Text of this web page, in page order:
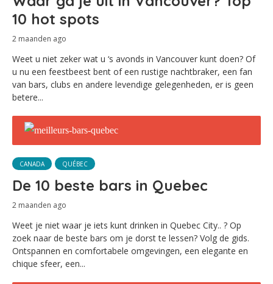
10 hot spots
2 maanden ago
Weet u niet zeker wat u ‘s avonds in Vancouver kunt doen? Of
u nu een feestbeest bent of een rustige nachtbraker, een fan
van bars, clubs en andere levendige gelegenheden, er is geen
betere...
CANADA QUÉBEC
De 10 beste bars in Quebec
2 maanden ago
Weet je niet waar je iets kunt drinken in Quebec City.. ? Op
zoek naar de beste bars om je dorst te lessen? Volg de gids.
Ontspannen en comfortabele omgevingen, een elegante en
chique sfeer, een...